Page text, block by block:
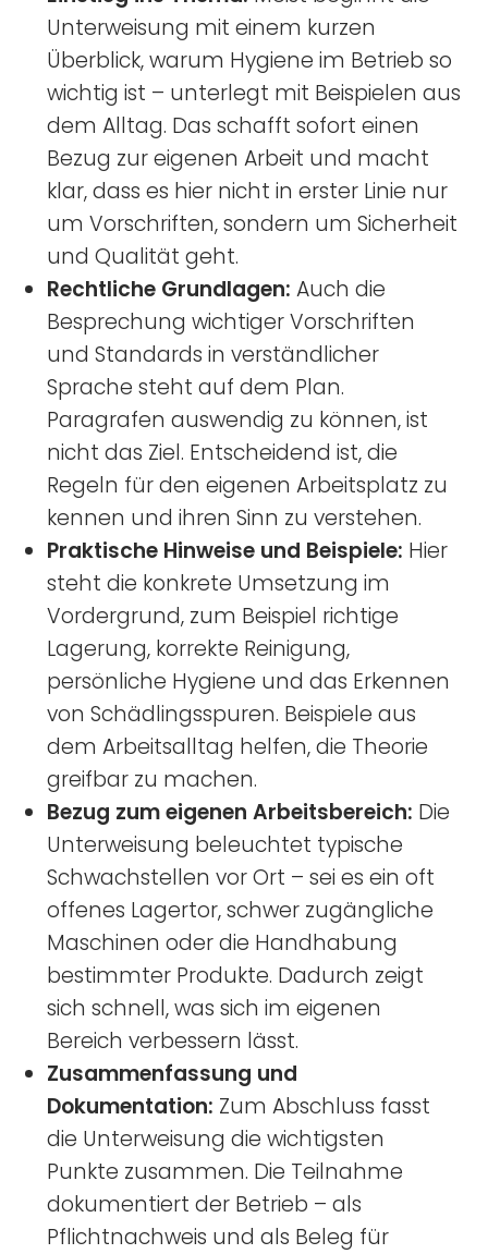
Unterweisung mit einem kurzen
Überblick, warum Hygiene im Betrieb so
wichtig ist – unterlegt mit Beispielen aus
dem Alltag. Das schafft sofort einen
Bezug zur eigenen Arbeit und macht
klar, dass es hier nicht in erster Linie nur
um Vorschriften, sondern um Sicherheit
und Qualität geht.
Rechtliche Grundlagen: Auch die
Besprechung wichtiger Vorschriften
und Standards in verständlicher
Sprache steht auf dem Plan.
Paragrafen auswendig zu können, ist
nicht das Ziel. Entscheidend ist, die
Regeln für den eigenen Arbeitsplatz zu
kennen und ihren Sinn zu verstehen.
Praktische Hinweise und Beispiele: Hier
steht die konkrete Umsetzung im
Vordergrund, zum Beispiel richtige
Lagerung, korrekte Reinigung,
persönliche Hygiene und das Erkennen
von Schädlingsspuren. Beispiele aus
dem Arbeitsalltag helfen, die Theorie
greifbar zu machen.
Bezug zum eigenen Arbeitsbereich: Die
Unterweisung beleuchtet typische
Schwachstellen vor Ort – sei es ein oft
offenes Lagertor, schwer zugängliche
Maschinen oder die Handhabung
bestimmter Produkte. Dadurch zeigt
sich schnell, was sich im eigenen
Bereich verbessern lässt.
Zusammenfassung und
Dokumentation: Zum Abschluss fasst
die Unterweisung die wichtigsten
Punkte zusammen. Die Teilnahme
dokumentiert der Betrieb – als
Pflichtnachweis und als Beleg für